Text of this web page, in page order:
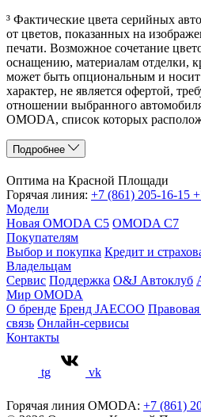
³ Фактические цвета серийных
от цветов, показанных на
печати. Возможное сочетание
оснащению, материалам отделки,
может быть опциональным и
характер, не является офертой,
отношении выбранного
OMODA, список которых
Подробнее
Оптима на Красной Площади
Горячая линия: +7 (861) 205-16-15
Модели
Новая OMODA C5 OMODA C7
Покупателям
Выбор и покупка Кредит и
Владельцам
Сервис Поддержка O&J Автоклуб
Мир OMODA
О бренде Бренд JAECOO
связь Онлайн-сервисы
Контакты
tg vk
Горячая линия OMODA: +7 (861)